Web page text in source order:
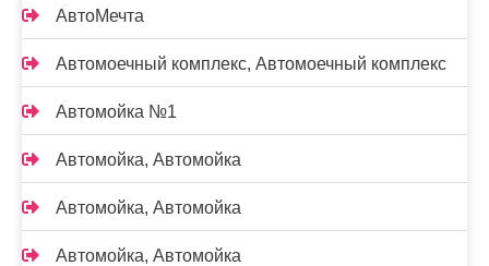
АвтоМечта
Автомоечный комплекс, Автомоечный комплекс
Автомойка №1
Автомойка, Автомойка
Автомойка, Автомойка
Автомойка, Автомойка